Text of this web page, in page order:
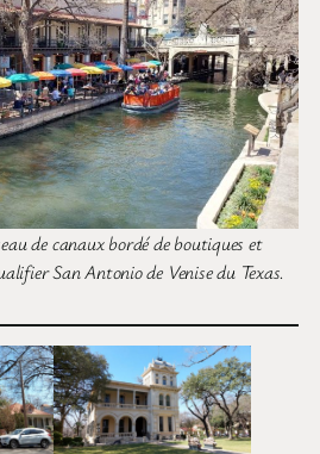
de canaux bordé de boutiques et
San Antonio de Venise du Texas.